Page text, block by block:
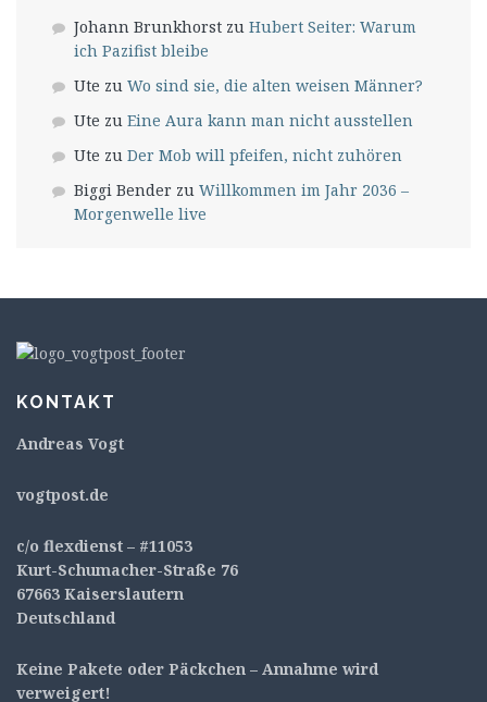
Johann Brunkhorst zu Hubert Seiter: Warum
ich Pazifist bleibe
Ute zu Wo sind sie, die alten weisen Männer?
Ute zu Eine Aura kann man nicht ausstellen
Ute zu Der Mob will pfeifen, nicht zuhören
Biggi Bender zu Willkommen im Jahr 2036 –
Morgenwelle live
KONTAKT
Andreas Vogt
vogtpost.de
c/o flexdienst – #11053
Kurt-Schumacher-Straße 76
67663 Kaiserslautern
Deutschland
Keine Pakete oder Päckchen – Annahme wird
verweigert!